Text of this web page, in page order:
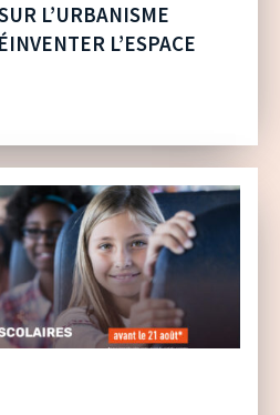
L’URBANISME
L’ESPACE